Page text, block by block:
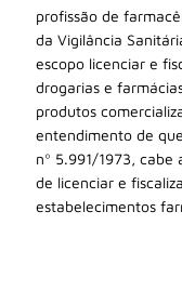
profissão de
da Vigilância
escopo licenciar e
drogarias e
produtos
entendimento de
nº 5.991/1973,
de licenciar e
estabelecimentos